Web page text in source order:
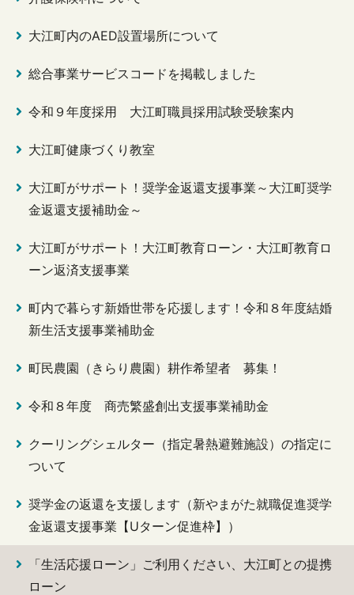
大江町内のAED設置場所について
総合事業サービスコードを掲載しました
令和９年度採用 大江町職員採用試験受験案内
大江町健康づくり教室
大江町がサポート！奨学金返還支援事業～大江町奨学
金返還支援補助金～
大江町がサポート！大江町教育ローン・大江町教育ロ
ーン返済支援事業
町内で暮らす新婚世帯を応援します！令和８年度結婚
新生活支援事業補助金
町民農園（きらり農園）耕作希望者 募集！
令和８年度 商売繁盛創出支援事業補助金
クーリングシェルター（指定暑熱避難施設）の指定に
ついて
奨学金の返還を支援します（新やまがた就職促進奨学
金返還支援事業【Uターン促進枠】）
「生活応援ローン」ご利用ください、大江町との提携
ローン